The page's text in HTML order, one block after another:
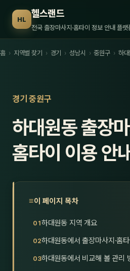
HL 헬스랜드
전국 출장마사지·홈타이 정보 안내 플랫
홈 › 지역별 찾기 › 경기 › 성남시 › 중원구 › 하
경기 중원구
하대원동 출장
홈타이 이용 안
이 페이지 목차
하대원동 지역 개요
하대원동에서 출장마사지·홈
하대원동에서 비교해 볼 관리